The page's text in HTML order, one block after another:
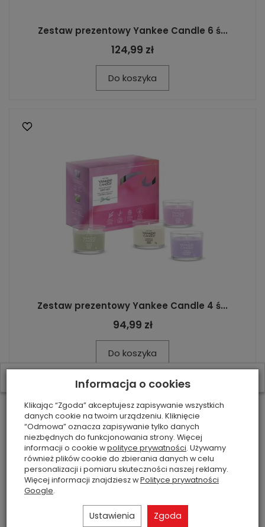
Zestaw prezentowy Yankee Candle 6 ś...
124,99 zł
Do koszyka
Zestaw prezentowy Yankee Candle 4 ś...
94,99 zł
Do koszyka
W ostatnich 7 dniach produktem interesują się
Informacja o cookies
Klikając “Zgoda” akceptujesz zapisywanie wszystkich
danych cookie na twoim urządzeniu. Kliknięcie
“Odmowa” oznacza zapisywanie tylko danych
niezbędnych do funkcjonowania strony. Więcej
informacji o cookie wpolityce prywatności. Używamy
również plików cookie do zbierania danych w celu
personalizacji i pomiaru skuteczności naszej reklamy.
Więcej informacji znajdziesz wPolityce prywatności
Google.
Ustawienia Zgoda